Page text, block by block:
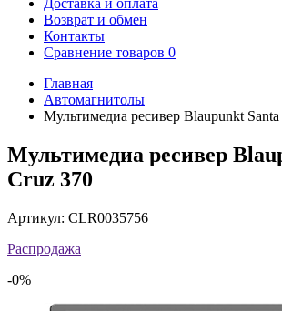
Доставка и оплата
Возврат и обмен
Контакты
Сравнение товаров 0
Главная
Автомагнитолы
Мультимедиа ресивер Blaupunkt
Мультимедиа ресивер
Cruz 370
Артикул: CLR0035756
Распродажа
-0%